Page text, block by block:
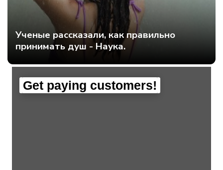
Ученые рассказали, как правильно
принимать душ - Наука.
Get paying customers!